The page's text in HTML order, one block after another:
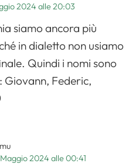
2024 alle 20:03
siamo ancora più
in dialetto non usiamo
Quindi i nomi sono
Giovann, Federic,
Maggio 2024 alle 00:41